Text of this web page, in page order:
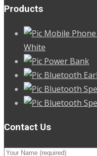
Products
Mobile
White
Power Bank
Bluetooth
Bluetooth
Bluetooth
Contact Us